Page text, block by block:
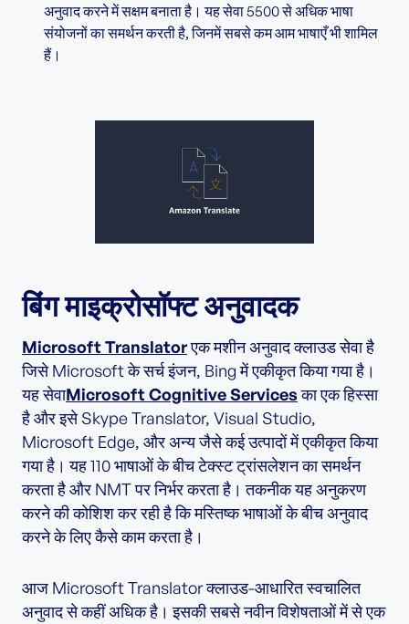
अनुवाद करने में सक्षम बनाता है। यह सेवा 5500 से अधिक भाषा
संयोजनों का समर्थन करती है, जिनमें सबसे कम आम भाषाएँ भी शामिल
हैं।
बिंग माइक्रोसॉफ्ट अनुवादक
Microsoft Translatorएक मशीन अनुवाद क्लाउड सेवा है
जिसे Microsoft के सर्च इंजन, Bing में एकीकृत किया गया है।
यह सेवाMicrosoft Cognitive Servicesका एक हिस्सा
है और इसे Skype Translator, Visual Studio,
Microsoft Edge, और अन्य जैसे कई उत्पादों में एकीकृत किया
गया है। यह 110 भाषाओं के बीच टेक्स्ट ट्रांसलेशन का समर्थन
करता है और NMT पर निर्भर करता है। तकनीक यह अनुकरण
करने की कोशिश कर रही है कि मस्तिष्क भाषाओं के बीच अनुवाद
करने के लिए कैसे काम करता है।
आज Microsoft Translator क्लाउड-आधारित स्वचालित
अनुवाद से कहीं अधिक है। इसकी सबसे नवीन विशेषताओं में से एक